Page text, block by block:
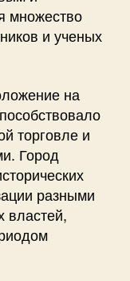
множество
и ученых
на
торговле и
Город
разными
властей,